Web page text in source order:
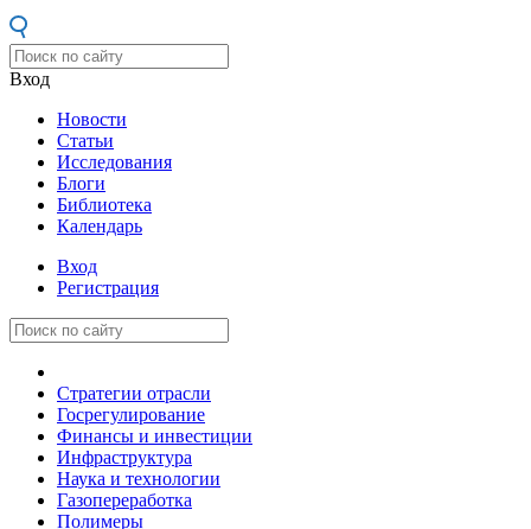
Вход
Новости
Статьи
Исследования
Блоги
Библиотека
Календарь
Вход
Регистрация
Стратегии отрасли
Госрегулирование
Финансы и инвестиции
Инфраструктура
Наука и технологии
Газопереработка
Полимеры